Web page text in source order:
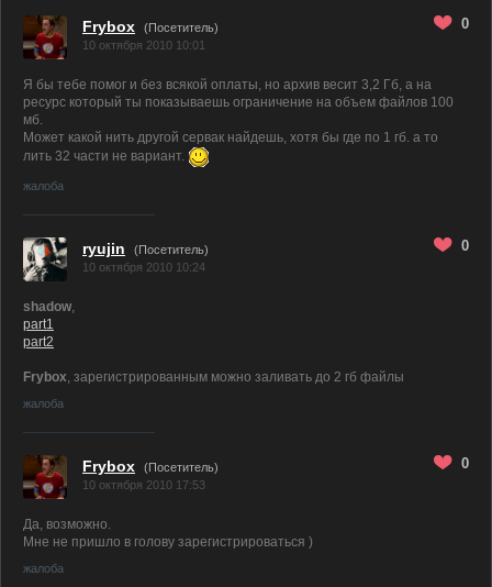
Frybox
(Посетитель)
10 октября 2010 10:01
0
Я бы тебе помог и без всякой оплаты, но архив весит 3,2 Гб, а на
ресурс который ты показываешь ограничение на объем файлов 100
мб.
Может какой нить другой сервак найдешь, хотя бы где по 1 гб. а то
лить 32 части не вариант.
жалоба
ryujin
(Посетитель)
10 октября 2010 10:24
0
shadow,
part1
part2
Frybox, зарегистрированным можно заливать до 2 гб файлы
жалоба
Frybox
(Посетитель)
10 октября 2010 17:53
0
Да, возможно.
Мне не пришло в голову зарегистрироваться )
жалоба